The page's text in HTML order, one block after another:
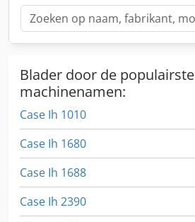
Blader door de populairste
machinenamen:
Case Ih 1010
Case Ih 1680
Case Ih 1688
Case Ih 2390